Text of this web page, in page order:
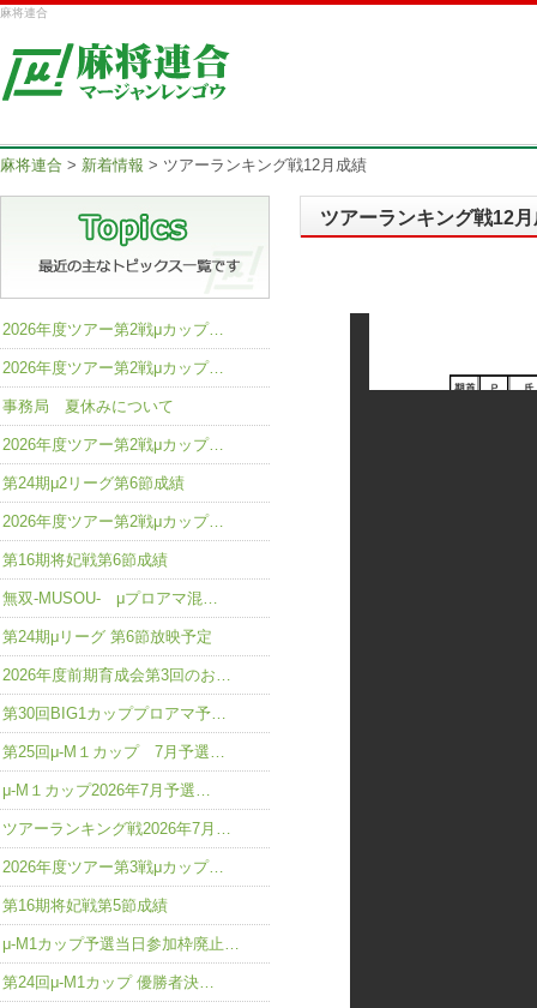
麻将連合
麻将連合 > 新着情報 > ツアーランキング戦12月成績
ツアーランキング戦12
2026年度ツアー第2戦μカップ…
2026年度ツアー第2戦μカップ…
事務局 夏休みについて
2026年度ツアー第2戦μカップ…
第24期μ2リーグ第6節成績
2026年度ツアー第2戦μカップ…
第16期将妃戦第6節成績
無双-MUSOU- μプロアマ混…
第24期μリーグ 第6節放映予定
2026年度前期育成会第3回のお…
第30回BIG1カッププロアマ予…
第25回μ-M１カップ 7月予選…
μ-M１カップ2026年7月予選…
ツアーランキング戦2026年7月…
2026年度ツアー第3戦μカップ…
第16期将妃戦第5節成績
μ-M1カップ予選当日参加枠廃止…
第24回μ-M1カップ 優勝者決…